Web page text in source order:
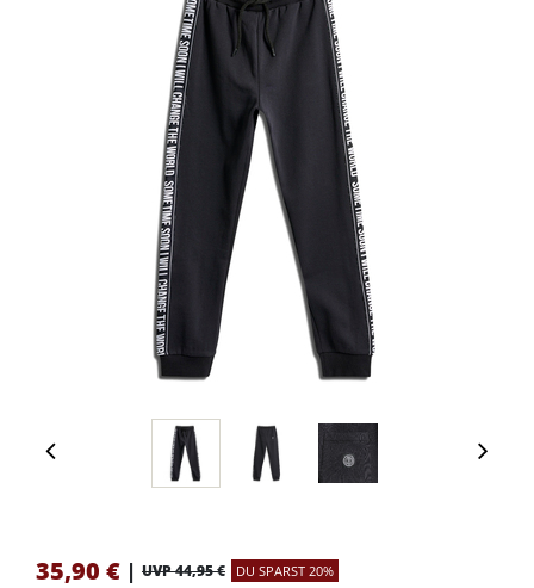
35,90 € | UVP 44,95 € DU SPARST 20%